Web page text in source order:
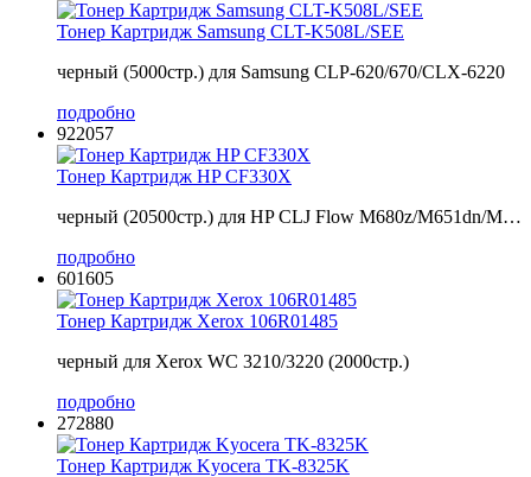
Тонер Картридж Samsung CLT-K508L/SEE
черный (5000стр.) для Samsung CLP-620/670/CLX-6220
подробно
922057
Тонер Картридж HP CF330X
черный (20500стр.) для HP CLJ Flow M680z/M651dn/M…
подробно
601605
Тонер Картридж Xerox 106R01485
черный для Xerox WC 3210/3220 (2000стр.)
подробно
272880
Тонер Картридж Kyocera TK-8325K